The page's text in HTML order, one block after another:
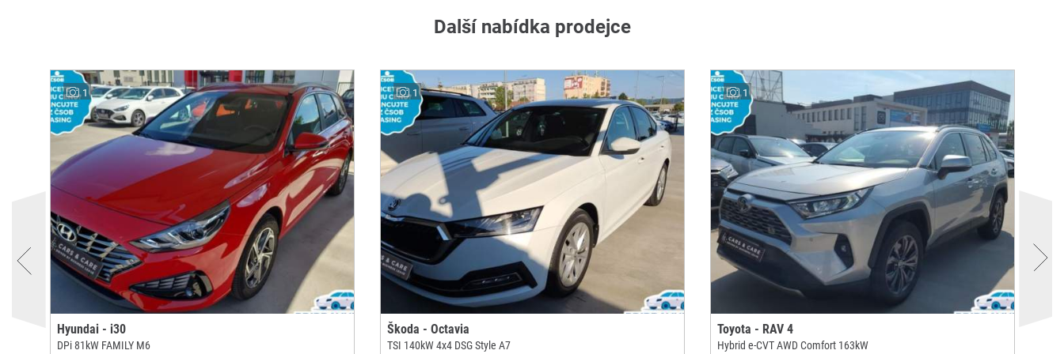
Další nabídka prodejce
1
Hyundai - i30
DPi 81kW FAMILY M6
1
Škoda - Octavia
TSI 140kW 4x4 DSG Style A7
1
Toyota - RAV 4
Hybrid e-CVT AWD Comfort 163kW